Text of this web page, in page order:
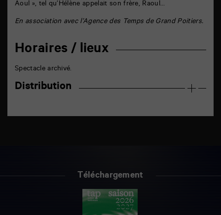
Aoul », tel qu’Hélène appelait son frère, Raoul…
En association avec l’Agence des Temps de Grand Poitiers.
Horaires / lieux
Spectacle archivé.
Distribution
Téléchargement